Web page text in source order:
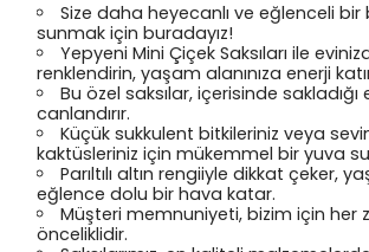
Size daha heyecanlı ve eğlenceli
sunmak için buradayız!
Yepyeni Mini Çiçek Saksıları ile
renklendirin, yaşam alanınıza enerji
Bu özel saksılar, içerisinde sakladığı
canlandırır.
Küçük sukkulent bitkileriniz veya
kaktüsleriniz için mükemmel bir yuva
Parıltılı altın rengiiyle dikkat çeker,
eğlence dolu bir hava katar.
Müşteri memnuniyeti, bizim için her
önceliklidir.